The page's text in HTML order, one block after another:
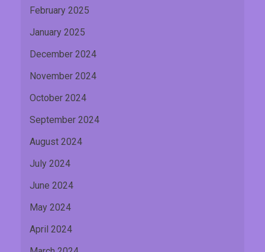
February 2025
January 2025
December 2024
November 2024
October 2024
September 2024
August 2024
July 2024
June 2024
May 2024
April 2024